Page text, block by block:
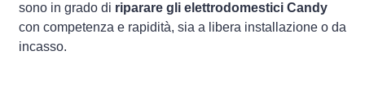
sono in grado di riparare gli elettrodomestici Candy
con competenza e rapidità, sia a libera installazione o da
incasso.